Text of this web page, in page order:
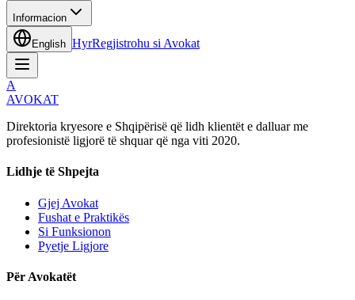
Informacion
English HyrRegjistrohu si Avokat
A
AVOKAT
Direktoria kryesore e Shqipërisë që lidh klientët e dalluar me
profesionistë ligjorë të shquar që nga viti 2020.
Lidhje të Shpejta
Gjej Avokat
Fushat e Praktikës
Si Funksionon
Pyetje Ligjore
Për Avokatët